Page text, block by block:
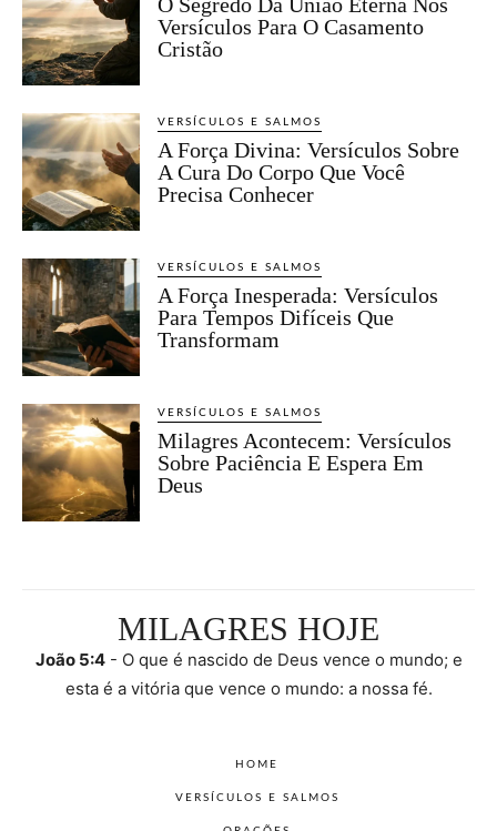
Versículos Para O Casamento
Cristão
VERSÍCULOS E SALMOS
A Força Divina: Versículos Sobre
A Cura Do Corpo Que Você
Precisa Conhecer
VERSÍCULOS E SALMOS
A Força Inesperada: Versículos
Para Tempos Difíceis Que
Transformam
VERSÍCULOS E SALMOS
Milagres Acontecem: Versículos
Sobre Paciência E Espera Em
Deus
MILAGRES HOJE
João 5:4- O que é nascido de Deus vence o mundo; e
esta é a vitória que vence o mundo: a nossa fé.
HOME
VERSÍCULOS E SALMOS